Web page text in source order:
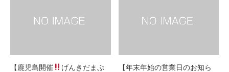
【鹿児島開催
げんきだまぷ
【年末年始の営業日のお知ら